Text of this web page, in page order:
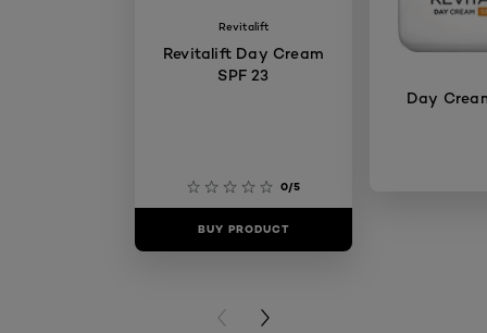
Revitalift
Revitalift Day Cream
SPF 23
0/5
BUY PRODUCT
Day
PREVIOUS CARD
NEXT CARD